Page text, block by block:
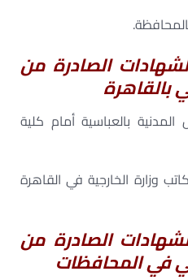
الصادرة من
بالقاهرة
بالعباسية أمام كلية
وزارة الخارجية في القاهرة
الصادرة من
في المحافظات